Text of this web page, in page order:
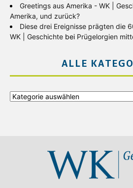
Greetings aus Amerika - WK |
Amerika, und zurück?
Diese drei Ereignisse prägten die
WK | Geschichte bei Prügelorgien
ALLE
Alle